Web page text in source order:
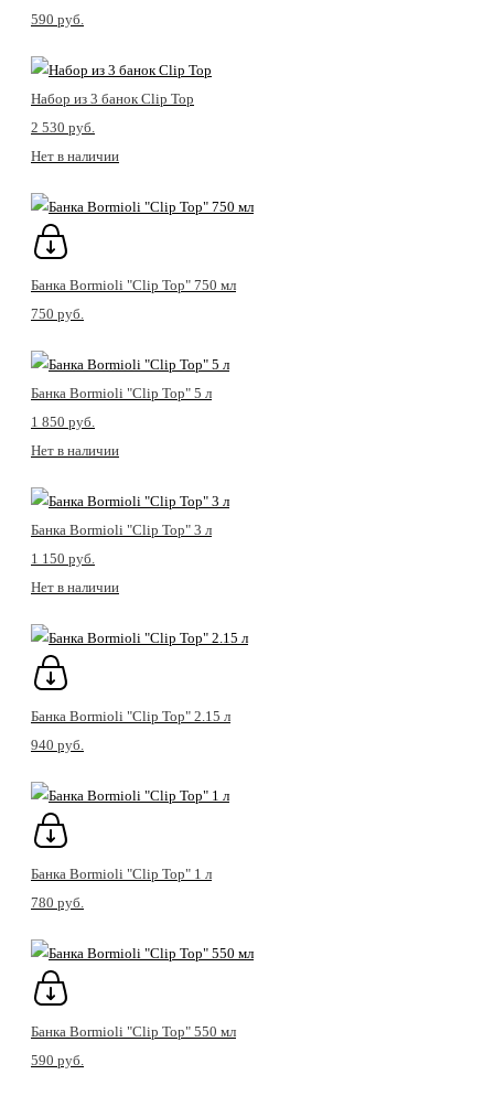
590 pуб.
Набор из 3 банок Clip Top
2 530 pуб.
Нет в наличии
Банка Bormioli "Clip Top" 750 мл
750 pуб.
Банка Bormioli "Clip Top" 5 л
1 850 pуб.
Нет в наличии
Банка Bormioli "Clip Top" 3 л
1 150 pуб.
Нет в наличии
Банка Bormioli "Clip Top" 2.15 л
940 pуб.
Банка Bormioli "Clip Top" 1 л
780 pуб.
Банка Bormioli "Clip Top" 550 мл
590 pуб.